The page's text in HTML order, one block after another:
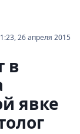
26 апреля 2015
в
явке